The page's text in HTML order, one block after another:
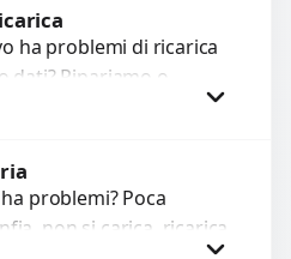
Procedi
ha problemi di ricarica
dati? Ripariamo o
di ricarica guasti,
Procedi
problemi? Poca
non si carica, ricarica